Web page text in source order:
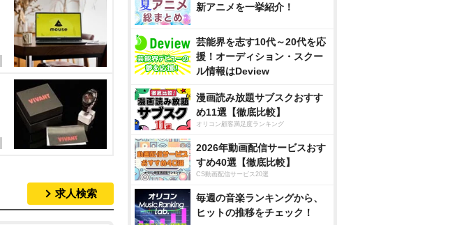
求人検索
新アニメを一挙紹介！
芸能界を志す10代～20代を応
援！オーディション・スクー
ル情報はDeview
漫画読み放題サブスクおすす
め11選【徹底比較】
オリコン顧客満足度ランキング
2026年動画配信サービスおす
すめ40選【徹底比較】
CS動画配信サービス20選
毎週の音楽ランキングから、
ヒットの推移をチェック！